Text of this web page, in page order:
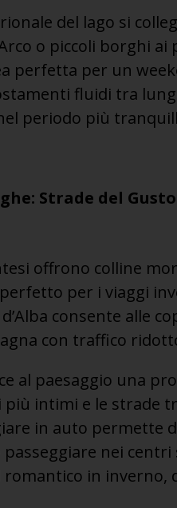
del lago si
o piccoli borghi
perfetta per un
fluidi tra
periodo più
Strade del
offrono colline
per i viaggi
consente alle
con traffico
al paesaggio una
più intimi e le strade
in auto permette
nei
in inverno,